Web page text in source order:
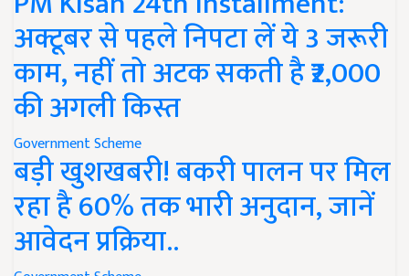
अक्टूबर से पहले निपटा लें ये 3 जरूरी
काम, नहीं तो अटक सकती है ₹2,000
की अगली किस्त
Government Scheme
बड़ी खुशखबरी! बकरी पालन पर मिल
रहा है 60% तक भारी अनुदान, जानें
आवेदन प्रक्रिया..